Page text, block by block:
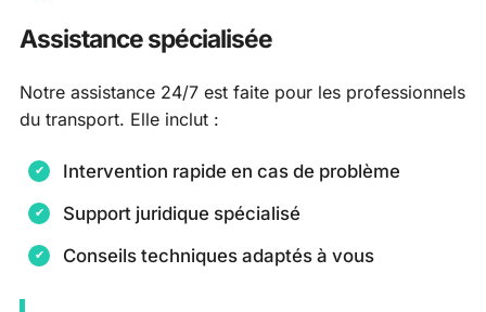
Assistance spécialisée
Notre assistance 24/7 est faite pour les professionnels
du transport. Elle inclut :
Intervention rapide en cas de problème
Support juridique spécialisé
Conseils techniques adaptés à vous